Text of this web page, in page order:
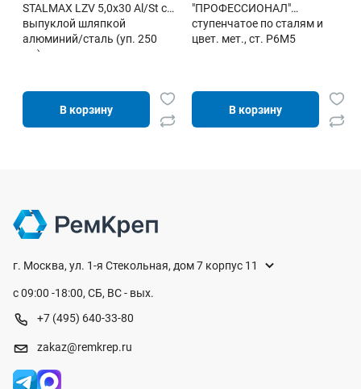
STALMAX LZV 5,0х30 Al/St с
выпуклой шляпкой
алюминий/сталь (уп. 250
шт)
В корзину
"ПРОФЕССИОНАЛ"
ступенчатое по сталям и
цвет. мет., ст. Р6М5
В корзину
г. Москва, ул. 1-я Стекольная, дом 7 корпус 11
с 09:00 -18:00, СБ, ВС - вых.
+7 (495) 640-33-80
zakaz@remkrep.ru